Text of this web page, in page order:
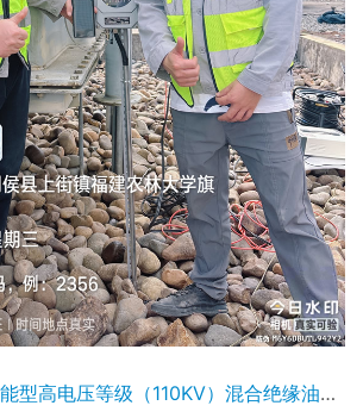
电压等级（110KV）混合绝缘油变压器光纤在线监测